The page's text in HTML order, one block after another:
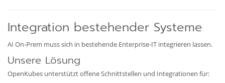
Integration bestehender Systeme
AI On-Prem muss sich in bestehende Enterprise-IT integrieren lassen.
Unsere Lösung
OpenKubes unterstützt offene Schnittstellen und Integrationen für: